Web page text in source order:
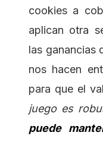
cookies a
aplican otra
las ganancias
nos hacen
para que el
juego es
puede